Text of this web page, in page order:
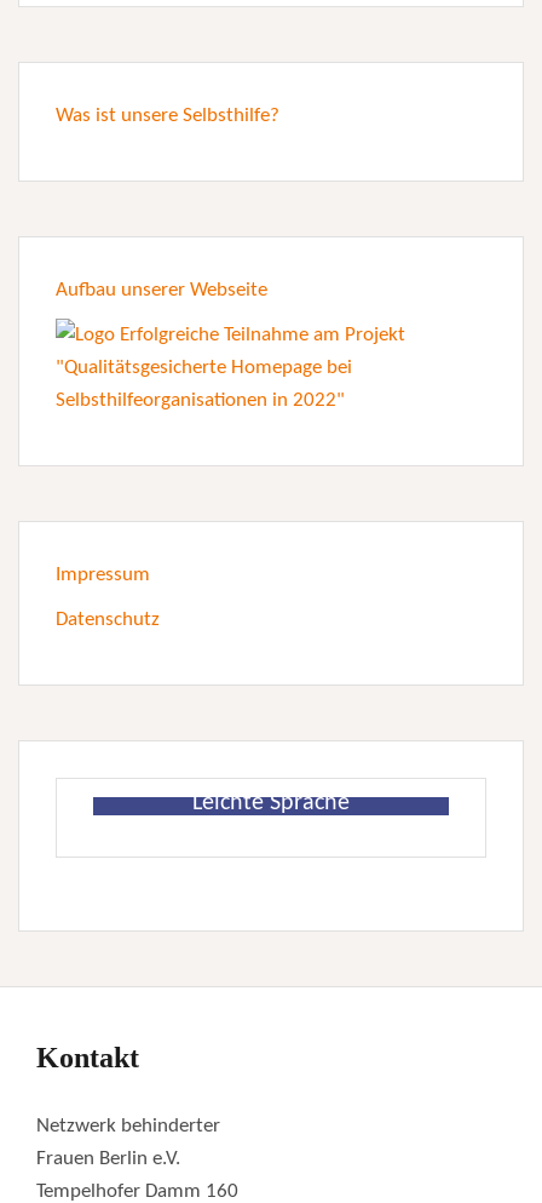
Was ist unsere Selbsthilfe?
Aufbau unserer Webseite
Impressum
Datenschutz
Leichte Sprache
Kontakt
Netzwerk behinderter
Frauen Berlin e.V.
Tempelhofer Damm 160